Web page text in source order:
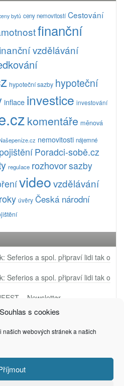
s cookies
webových stránek a našich
bytů ceny nemovitostí Cestování
finanční
vzdělávání
hypoteční sazby hypoteční
inflace investice investování
komentáře měnová
nemovitosti nájemné
pojištěníPoradci-sobě.cz
regulace rozhovorsazby
videovzdělávání
úvěry Česká národní
Seferios a spol. připraví lidi tak o
Seferios a spol. připraví lidi tak o
– Newsletter
– Newsletter
Arts – PR video
cookies. By continuing to use this